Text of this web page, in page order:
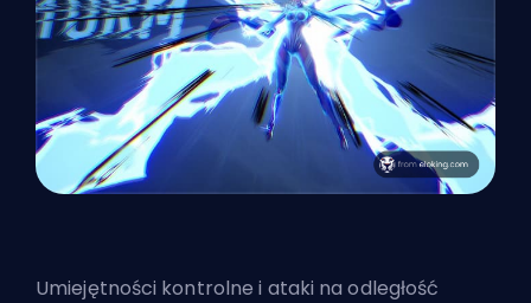
Umiejętności kontrolne i ataki na odległość